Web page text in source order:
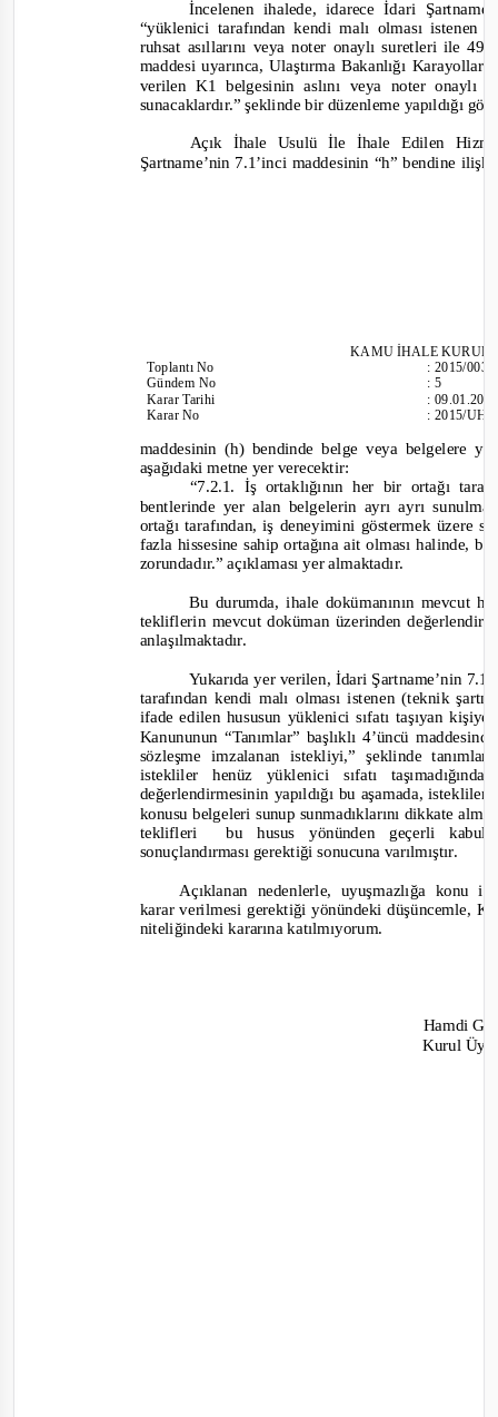
İncelenen ihalede, idarece İdari
“yüklenici tarafından kendi malı olması
ruhsat asıllarını veya noter onaylı suretleri ile
maddesi uyarınca, Ulaştırma Bakanlığı
verilen K1 belgesinin aslını veya noter
sunacaklardır.”şeklinde bir düzenleme yapıldığı
Açık İhale Usulü İle İhale Edilen
Şartname’nin 7.1’inci maddesinin “h” bendine
KAMU İHALE
ToplantıNo
Gündem No
Karar Tarihi
Karar No
:2015/003
:5
:
:2015/
maddesinin (h) bendinde belge veya belgelere
aşağıdaki metne yer verecektir:
“7.2.1. İş ortaklığının her bir ortağı
bentlerinde yer alan belgelerin ayrı ayrı
ortağı tarafından, iş deneyimini göstermek üzere
fazla hissesine sahip ortağına ait olması halinde,
zorundadır.”açıklaması yer almaktadır.
Bu durumda, ihale dokümanının mevcut
tekliflerin mevcut doküman üzerinden
anlaşılmaktadır.
Yukarıda yer verilen, İdari Şartname’nin
tarafından kendi malı olması istenen (teknik
ifade edilen hususun yüklenici sıfatı taşıyan
Kanununun “Tanımlar” başlıklı 4’üncü
sözleşme imzalanan istekliyi,”şeklinde
istekliler henüz yüklenici sıfatı
değerlendirmesinin yapıldığı bu aşamada,
konusu belgeleri sunup sunmadıklarını dikkate
teklifleri
bu husus yönünden geçerli
sonuçlandırması gerektiği sonucuna varılmıştır.
Açıklanan nedenlerle, uyuşmazlığa konu
karar verilmesi gerektiği yönündeki düşüncemle,
niteliğindeki kararına katılmıyorum.
Hamdi
Kurul